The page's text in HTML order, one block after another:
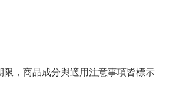
限，商品成分與適用注意事項皆標示